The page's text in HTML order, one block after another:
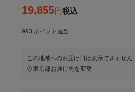
19,855 税込
993 ポイント進呈
この地域へのお届け日は表示できません
東京都お届け先を変更